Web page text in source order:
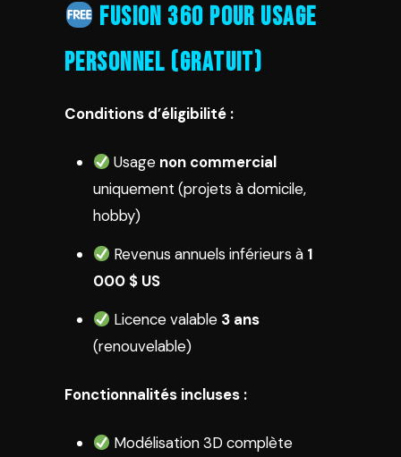
Fusion 360 pour Usage
Personnel (GRATUIT)
Conditions d’éligibilité :
Usage non commercial
uniquement (projets à domicile,
hobby)
Revenus annuels inférieurs à 1
000 $ US
Licence valable 3 ans
(renouvelable)
Fonctionnalités incluses :
Modélisation 3D complète